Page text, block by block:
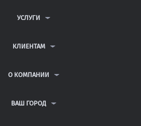
УСЛУГИ
РАБОТЫ
РЕФЕРАТЫ
КЛИЕНТАМ
ВОПРОСЫ И ОТВЕТЫ
КОНФИДЕНЦИАЛЬНОСТИ
О КОМПАНИИ
КОНТАКТЫ
ВАШ ГОРОД